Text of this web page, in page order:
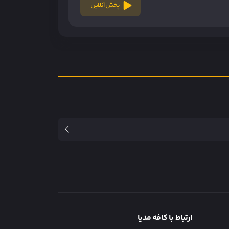
پخش آنلاین
ارتباط با کافه مدیا